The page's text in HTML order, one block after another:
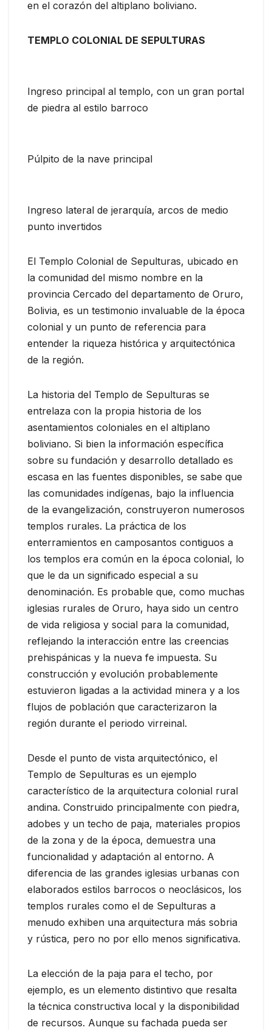
en el corazón del altiplano boliviano.
TEMPLO COLONIAL DE SEPULTURAS
Ingreso principal al templo, con un gran portal
de piedra al estilo barroco
Púlpito de la nave principal
Ingreso lateral de jerarquía, arcos de medio
punto invertidos
El Templo Colonial de Sepulturas, ubicado en
la comunidad del mismo nombre en la
provincia Cercado del departamento de Oruro,
Bolivia, es un testimonio invaluable de la época
colonial y un punto de referencia para
entender la riqueza histórica y arquitectónica
de la región.
La historia del Templo de Sepulturas se
entrelaza con la propia historia de los
asentamientos coloniales en el altiplano
boliviano. Si bien la información específica
sobre su fundación y desarrollo detallado es
escasa en las fuentes disponibles, se sabe que
las comunidades indígenas, bajo la influencia
de la evangelización, construyeron numerosos
templos rurales. La práctica de los
enterramientos en camposantos contiguos a
los templos era común en la época colonial, lo
que le da un significado especial a su
denominación. Es probable que, como muchas
iglesias rurales de Oruro, haya sido un centro
de vida religiosa y social para la comunidad,
reflejando la interacción entre las creencias
prehispánicas y la nueva fe impuesta. Su
construcción y evolución probablemente
estuvieron ligadas a la actividad minera y a los
flujos de población que caracterizaron la
región durante el periodo virreinal.
Desde el punto de vista arquitectónico, el
Templo de Sepulturas es un ejemplo
característico de la arquitectura colonial rural
andina. Construido principalmente con piedra,
adobes y un techo de paja, materiales propios
de la zona y de la época, demuestra una
funcionalidad y adaptación al entorno. A
diferencia de las grandes iglesias urbanas con
elaborados estilos barrocos o neoclásicos, los
templos rurales como el de Sepulturas a
menudo exhiben una arquitectura más sobria
y rústica, pero no por ello menos significativa.
La elección de la paja para el techo, por
ejemplo, es un elemento distintivo que resalta
la técnica constructiva local y la disponibilidad
de recursos. Aunque su fachada pueda ser